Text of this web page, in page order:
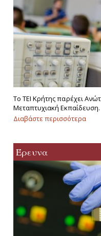
Το ΤΕΙ Κρήτης παρέχει
Μεταπτυχιακή Εκπαίδευση.
Διαβάστε περισσότερα
Έρευνα